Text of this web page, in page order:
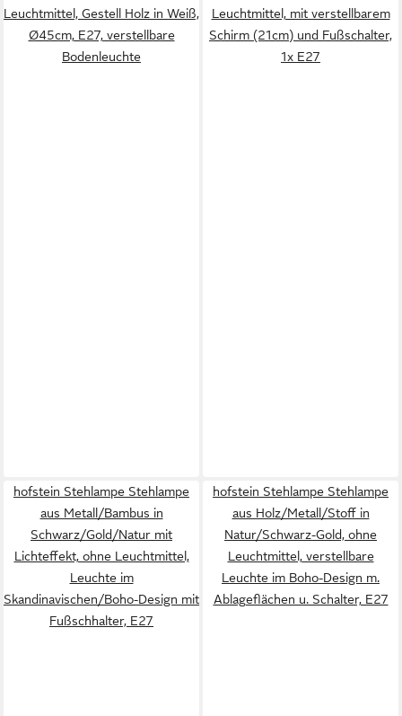
Leuchtmittel, Gestell Holz in Weiß,
Ø45cm, E27, verstellbare
Bodenleuchte
Leuchtmittel, mit verstellbarem
Schirm (21cm) und Fußschalter,
1x E27
hofstein Stehlampe Stehlampe
aus Metall/Bambus in
Schwarz/Gold/Natur mit
Lichteffekt, ohne Leuchtmittel,
Leuchte im
Skandinavischen/Boho-Design mit
Fußschhalter, E27
hofstein Stehlampe Stehlampe
aus Holz/Metall/Stoff in
Natur/Schwarz-Gold, ohne
Leuchtmittel, verstellbare
Leuchte im Boho-Design m.
Ablageflächen u. Schalter, E27